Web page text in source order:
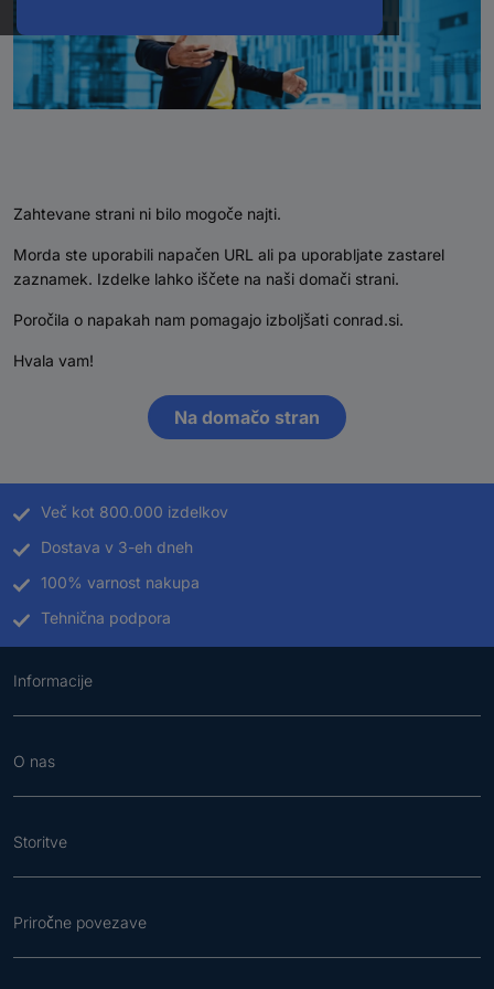
Zahtevane strani ni bilo mogoče najti.
Morda ste uporabili napačen URL ali pa uporabljate zastarel
zaznamek. Izdelke lahko iščete na naši domači strani.
Poročila o napakah nam pomagajo izboljšati conrad.si.
Hvala vam!
Na domačo stran
Več kot 800.000 izdelkov
Dostava v 3-eh dneh
100% varnost nakupa
Tehnična podpora
Informacije
O nas
Storitve
Priročne povezave